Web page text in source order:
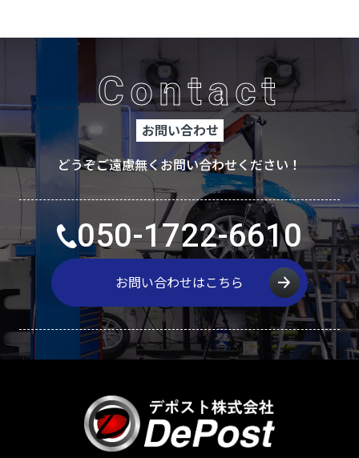
Contact
お問い合わせ
どうぞご遠慮無くお問い合わせください！
050-1722-6610
お問い合わせはこちら